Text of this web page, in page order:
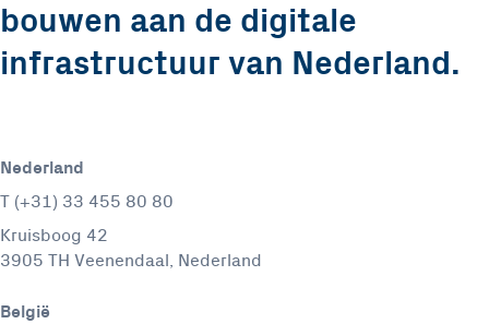
bouwen aan de digitale
infrastructuur van Nederland.
Nederland
T (+31) 33 455 80 80
Kruisboog 42
3905 TH Veenendaal, Nederland
België